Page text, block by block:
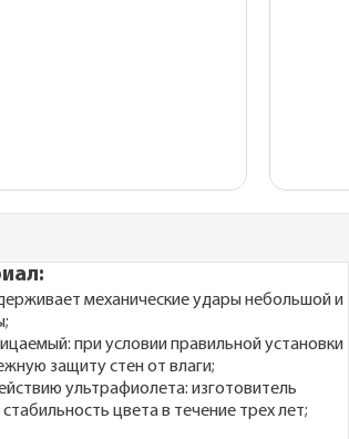
механические удары небольшой и
при условии правильной установки
защиту стен от влаги;
ультрафиолета: изготовитель
цвета в течение трех лет;